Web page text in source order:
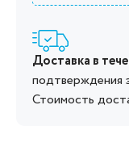
Доставка в
подтверждения
Стоимость